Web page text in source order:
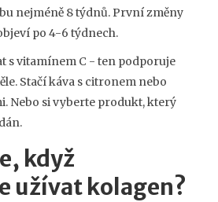
nejméně 8 týdnů. První změny
po 4-6 týdnech.
s vitamínem C - ten podporuje
Stačí káva s citronem nebo
Nebo si vyberte produkt, který
když
užívat kolagen?